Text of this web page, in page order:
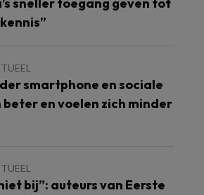
smartphone en sociale
en voelen zich minder
bij”: auteurs van Eerste